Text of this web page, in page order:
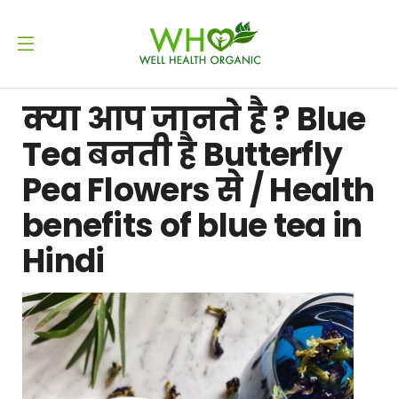
क्या आप जानते है ? Blue
Tea बनती है Butterfly
Pea Flowers से / Health
benefits of blue tea in
Hindi